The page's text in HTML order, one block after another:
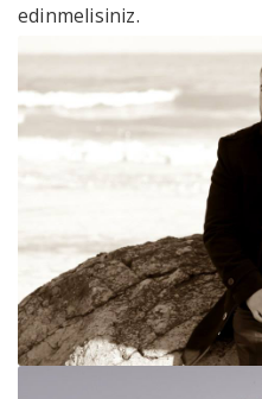
edinmelisiniz.